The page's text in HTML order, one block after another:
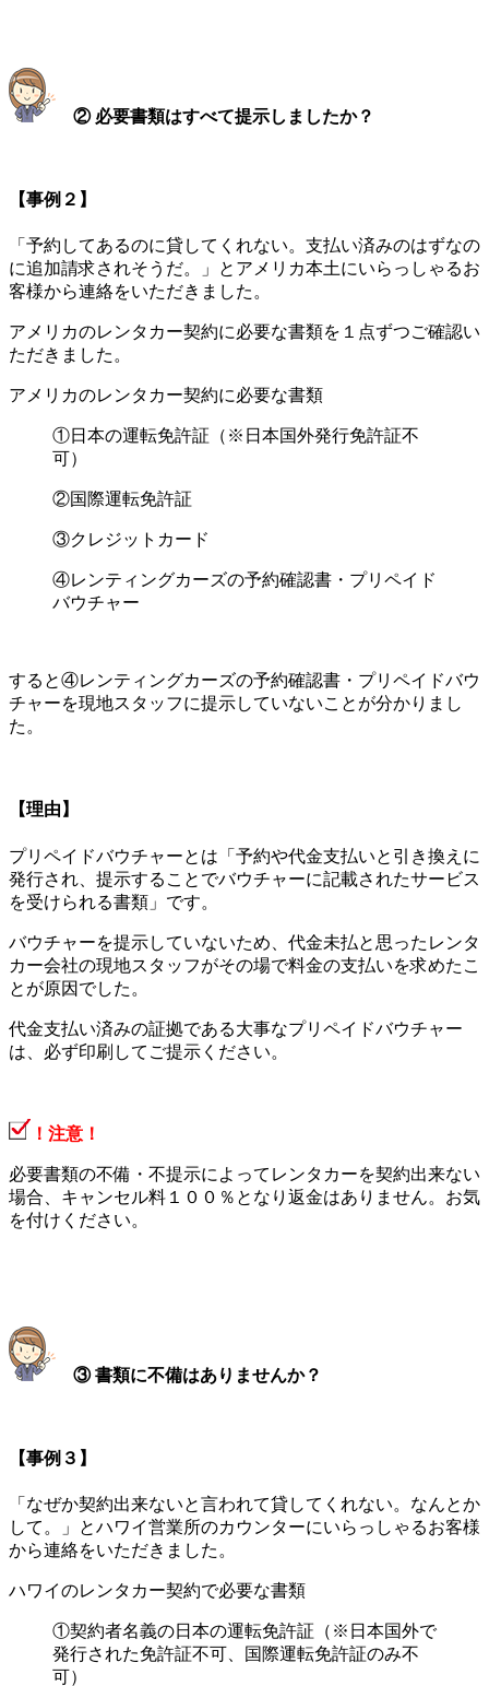
② 必要書類はすべて提示しましたか？
【事例２】
「予約してあるのに貸してくれない。支払い済みのはずなの
に追加請求されそうだ。」とアメリカ本土にいらっしゃるお
客様から連絡をいただきました。
アメリカのレンタカー契約に必要な書類を１点ずつご確認い
ただきました。
アメリカのレンタカー契約に必要な書類
①日本の運転免許証（※日本国外発行免許証不
可）
②国際運転免許証
③クレジットカード
④レンティングカーズの予約確認書・プリペイド
バウチャー
すると④レンティングカーズの予約確認書・プリペイドバウ
チャーを現地スタッフに提示していないことが分かりまし
た。
【理由】
プリペイドバウチャーとは「予約や代金支払いと引き換えに
発行され、提示することでバウチャーに記載されたサービス
を受けられる書類」です。
バウチャーを提示していないため、代金未払と思ったレンタ
カー会社の現地スタッフがその場で料金の支払いを求めたこ
とが原因でした。
代金支払い済みの証拠である大事なプリペイドバウチャー
は、必ず印刷してご提示ください。
！注意！
必要書類の不備・不提示によってレンタカーを契約出来ない
場合、キャンセル料１００％となり返金はありません。お気
を付けください。
③ 書類に不備はありませんか？
【事例３】
「なぜか契約出来ないと言われて貸してくれない。なんとか
して。」とハワイ営業所のカウンターにいらっしゃるお客様
から連絡をいただきました。
ハワイのレンタカー契約で必要な書類
①契約者名義の日本の運転免許証（※日本国外で
発行された免許証不可、国際運転免許証のみ不
可）